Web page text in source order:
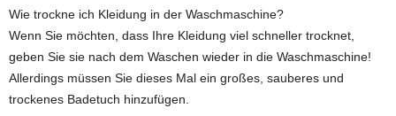
Wie trockne ich Kleidung in der Waschmaschine?
Wenn Sie möchten, dass Ihre Kleidung viel schneller trocknet,
geben Sie sie nach dem Waschen wieder in die Waschmaschine!
Allerdings müssen Sie dieses Mal ein großes, sauberes und
trockenes Badetuch hinzufügen.